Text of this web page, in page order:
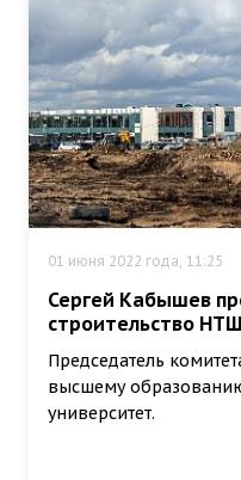
01 июня 2022 года, 11:25
Сергей Кабышев
строительство НТШ
Председатель
высшему
университет.